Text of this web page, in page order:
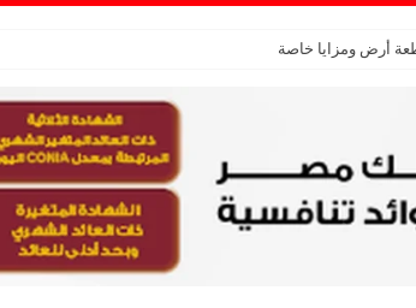
أرض ومزايا خاصة